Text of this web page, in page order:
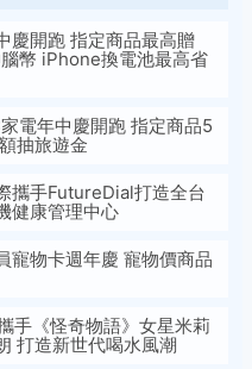
慶開跑 指定商品最高贈
幣 iPhone換電池最高省
電年中慶開跑 指定商品5
抽旅遊金
攜手FutureDial打造全台
健康管理中心
寵物卡週年慶 寵物價商品
手《怪奇物語》女星米莉
打造新世代喝水風潮